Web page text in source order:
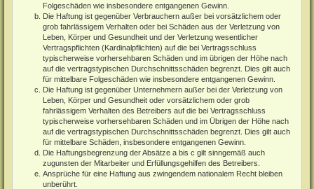
Folgeschäden wie insbesondere entgangenen Gewinn.
Die Haftung ist gegenüber Verbrauchern außer bei vorsätzlichem oder
grob fahrlässigem Verhalten oder bei Schäden aus der Verletzung von
Leben, Körper und Gesundheit und der Verletzung wesentlicher
Vertragspflichten (Kardinalpflichten) auf die bei Vertragsschluss
typischerweise vorhersehbaren Schäden und im übrigen der Höhe nach
auf die vertragstypischen Durchschnittsschäden begrenzt. Dies gilt auch
für mittelbare Folgeschäden wie insbesondere entgangenen Gewinn.
Die Haftung ist gegenüber Unternehmern außer bei der Verletzung von
Leben, Körper und Gesundheit oder vorsätzlichem oder grob
fahrlässigem Verhalten des Betreibers auf die bei Vertragsschluss
typischerweise vorhersehbaren Schäden und im Übrigen der Höhe nach
auf die vertragstypischen Durchschnittsschäden begrenzt. Dies gilt auch
für mittelbare Schäden, insbesondere entgangenen Gewinn.
Die Haftungsbegrenzung der Absätze a bis c gilt sinngemäß auch
zugunsten der Mitarbeiter und Erfüllungsgehilfen des Betreibers.
Ansprüche für eine Haftung aus zwingendem nationalem Recht bleiben
unberührt.